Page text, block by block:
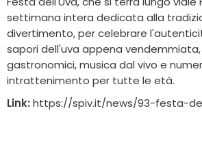
settimana intera dedicata alla
divertimento, per celebrare
sapori dell'uva appena
gastronomici, musica dal vivo e
intrattenimento per tutte le età.
Link: https://spiv.it/news/93-festa-